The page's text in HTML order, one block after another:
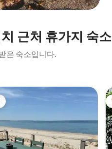
근처 휴가지 숙소
은 숙소입니다.